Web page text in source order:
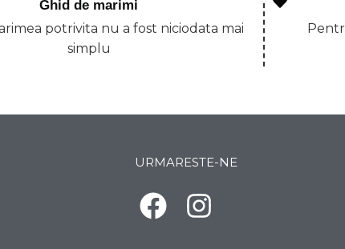
Ghid de marimi
potrivita nu a fost niciodata mai
simplu
URMARESTE-NE